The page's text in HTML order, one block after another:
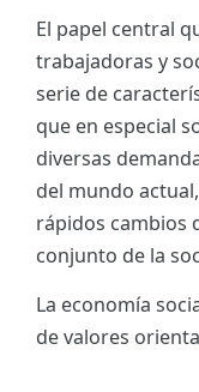
El papel central
trabajadoras y
serie de
que en especial
diversas
del mundo
rápidos cambios
conjunto de la
La economía
de valores